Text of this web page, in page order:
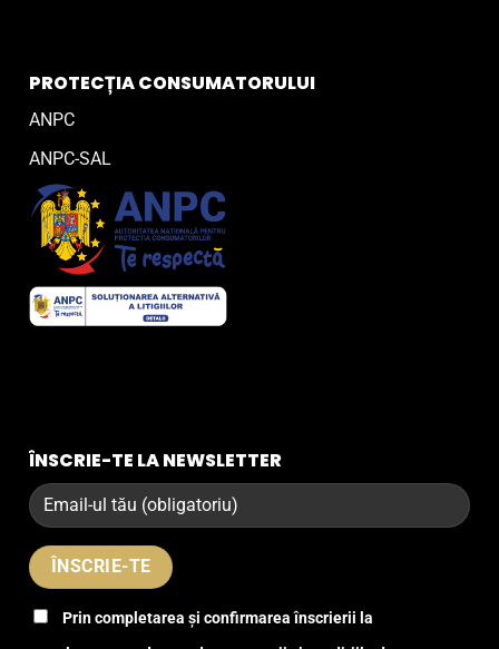
PROTECȚIA CONSUMATORULUI
ANPC
ANPC-SAL
ÎNSCRIE-TE LA NEWSLETTER
Prin completarea și confirmarea înscrierii la